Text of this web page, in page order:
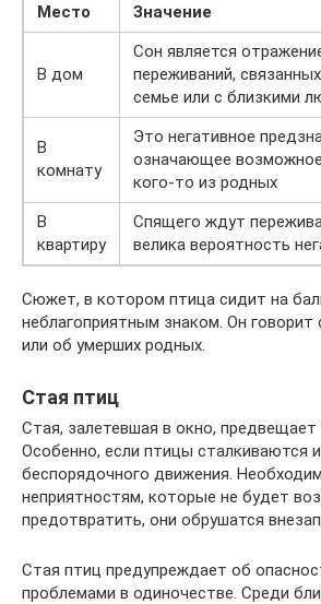
Место Значение
В дом
Сон является
переживаний,
семье или с близкими
В
комнату
Это негативное
означающее
кого-то из родных
В
квартиру
Спящего ждут
велика вероятность
Сюжет, в котором птица сидит на
неблагоприятным знаком. Он говорит
или об умерших родных.
Стая птиц
Стая, залетевшая в окно, предвещает
Особенно, если птицы сталкиваются
беспорядочного движения.
неприятностям, которые не будет
предотвратить, они обрушатся
Стая птиц предупреждает об
проблемами в одиночестве. Среди